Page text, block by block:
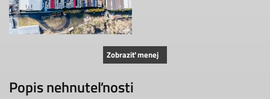
Zobraziť menej
Popis nehnuteľnosti